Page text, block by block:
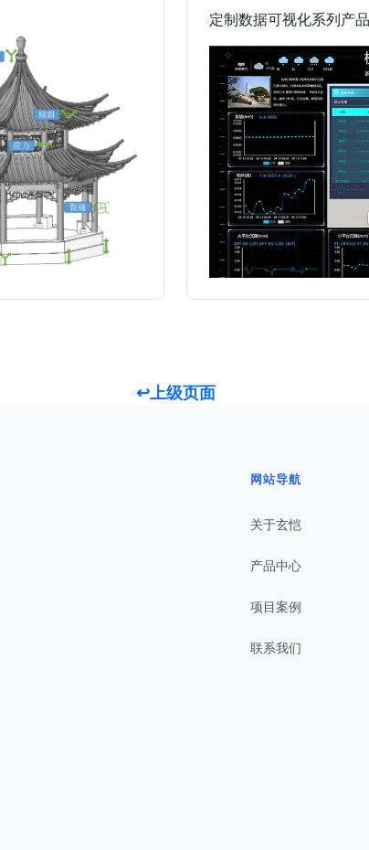
定制数据可视化系列产品
↩上级页面
网站导航
关于玄恺
产品中心
项目案例
联系我们